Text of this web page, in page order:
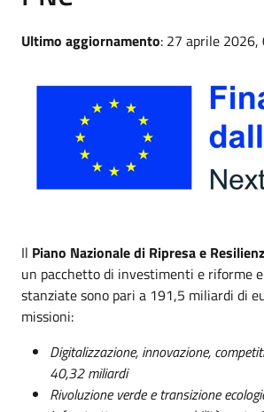
Ultimo aggiornamento: 27 aprile 2026,
Il Piano Nazionale di Ripresa e
un pacchetto di investimenti e riforme
stanziate sono pari a 191,5 miliardi di
missioni:
Digitalizzazione, innovazione,
40,32 miliardi
Rivoluzione verde e transizione